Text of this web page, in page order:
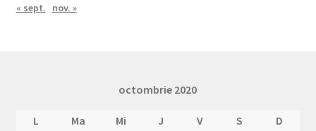
« sept. nov. »
octombrie 2020
L Ma Mi J V S
D